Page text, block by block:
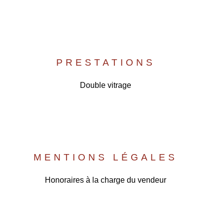
PRESTATIONS
Double vitrage
MENTIONS LÉGALES
Honoraires à la charge du vendeur